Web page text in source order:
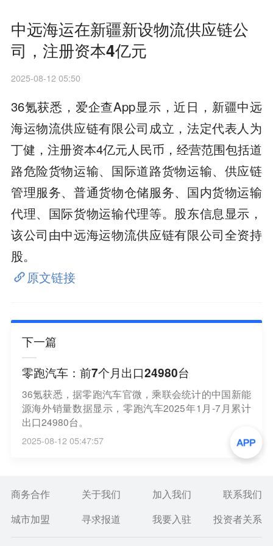
中远海运在新疆新设物流供应链公
司，注册资本4亿元
2025-08-12 05:50
36氪获悉，爱企查App显示，近日，新疆中远
海运物流供应链有限公司成立，法定代表人为
丁健，注册资本4亿元人民币，经营范围包括道
路危险货物运输、国际道路货物运输、供应链
管理服务、普通货物仓储服务、国内货物运输
代理、国际货物运输代理等。股东信息显示，
该公司由中远海运物流供应链有限公司全资持
股。
原文链接
下一篇
零跑汽车：前7个月出口24980台
36氪获悉，据零跑汽车官微，乘联会统计的中国新能
源海外销量数据显示，零跑汽车2025年1月-7月累计
出口24980台。
2025-08-12 05:47:57
商务合作 关于我们 加入我们
联系我们
城市加盟
寻求报道 我要入驻 投资者关系